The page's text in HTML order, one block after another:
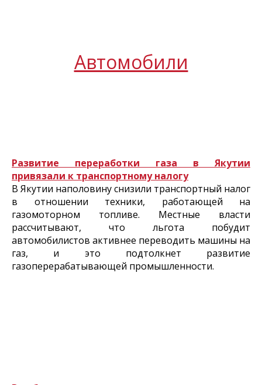
Автомобили
Развитие переработки газа в Якутии
привязали к транспортному налогу
В Якутии наполовину снизили транспортный налог
в отношении техники, работающей на
газомоторном топливе. Местные власти
рассчитывают, что льгота побудит
автомобилистов активнее переводить машины на
газ, и это подтолкнет развитие
газоперерабатывающей промышленности.